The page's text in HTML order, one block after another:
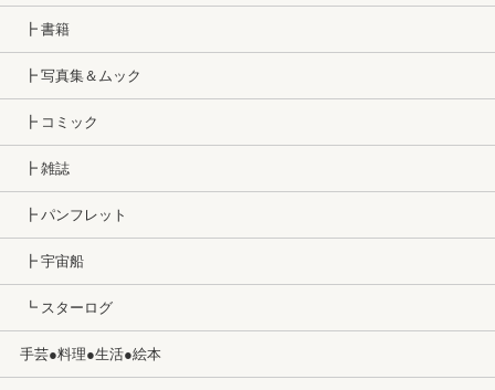
┣ 書籍
┣ 写真集＆ムック
┣ コミック
┣ 雑誌
┣ パンフレット
┣ 宇宙船
┗ スターログ
手芸●料理●生活●絵本